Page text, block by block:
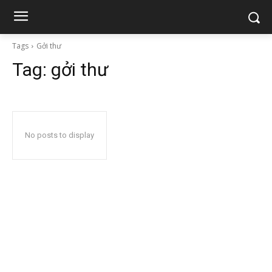
Tags Gởi thư
Tag: gởi thư
No posts to display